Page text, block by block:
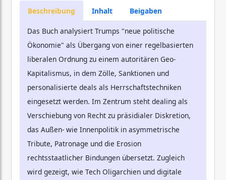
Beschreibung Inhalt Beigaben
Das Buch analysiert Trumps "neue politische
Ökonomie" als Übergang von einer regelbasierten
liberalen Ordnung zu einem autoritären Geo-
Kapitalismus, in dem Zölle, Sanktionen und
personalisierte deals als Herrschaftstechniken
eingesetzt werden. Im Zentrum steht dealing als
Verschiebung von Recht zu präsidialer Diskretion,
das Außen- wie Innenpolitik in asymmetrische
Tribute, Patronage und die Erosion
rechtsstaatlicher Bindungen übersetzt. Zugleich
wird gezeigt, wie Tech Oligarchien und digitale